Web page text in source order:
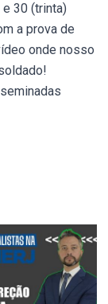
30 (trinta)
a prova de
onde nosso